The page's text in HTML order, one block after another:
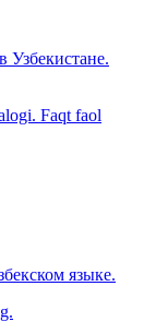
Узбекистане.
Faqt faol
языке.